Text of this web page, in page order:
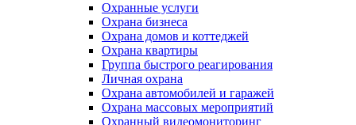
Охранные услуги
Охрана бизнеса
Охрана домов и коттеджей
Охрана квартиры
Группа быстрого реагирования
Личная охрана
Охрана автомобилей и гаражей
Охрана массовых мероприятий
Охранный видеомониторинг